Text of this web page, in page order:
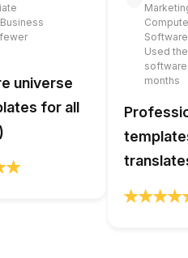
universe
for all
Software
Used the
months